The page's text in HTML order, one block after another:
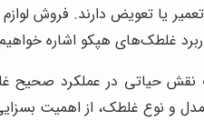
یا تعویض دارند. فروش
غلطک‌های هپکو اشاره
حیاتی در عملکرد صحیح
و نوع غلطک، از اهمیت